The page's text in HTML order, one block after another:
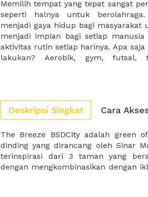
Memilih tempat yang tepat sangat
seperti halnya untuk
menjadi gaya hidup bagi masyarakat
menjadi impian bagi setiap
aktivitas rutin setiap harinya. Apa saja
lakukan? Aerobik, gym, futsal,
Untungnya, kami memiliki
gunakan mulai dari indoor
dengan olahraga apa yang akan anda
Deskripsi Singkat Cara
The Breeze BSDCity adalah green
dinding yang dirancang oleh Sinar
terinspirasi dari 3 taman yang
dengan mengkombinasikan dengan
The Breeze BSD mendukung
sehingga tempat ini